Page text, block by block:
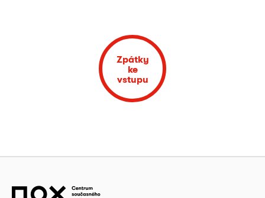
Zpátky
ke
vstupu